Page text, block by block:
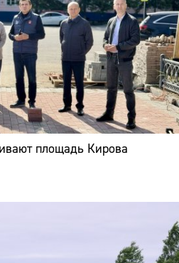
площадь Кирова